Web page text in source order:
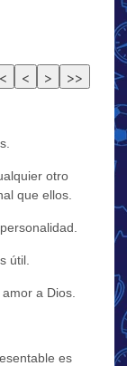
otro
que ellos.
útil.
a Dios.
es